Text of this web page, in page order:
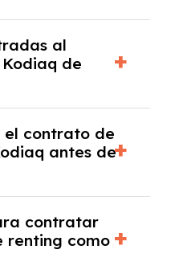
riesgo sin
de las cuotas
al
de
tipo de entrada
el proveedor
de viabilidad
el contrato de
antes de
por
importante revisar
y hablar con un
contratar
renting como